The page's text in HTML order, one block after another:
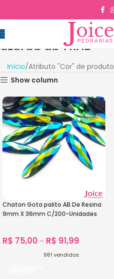
azul bb ab Y11AB
Início Atributo "Cor" de produto
Show column
Chaton Gota palito AB De Resina
9mm X 36mm C/200-Unidades
R$ 75,00 – R$ 91,99
981 vendidos